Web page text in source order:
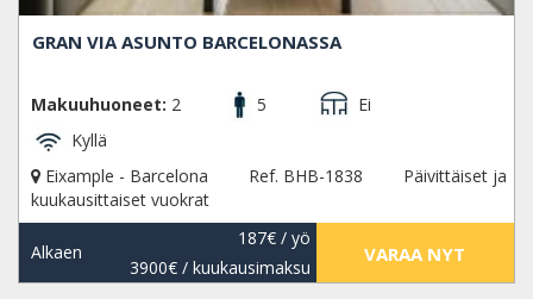
GRAN VIA ASUNTO BARCELONASSA
Makuuhuoneet: 2 5
Ei
Kyllä
Eixample - Barcelona
Ref. BHB-1838
Päivittäiset ja
kuukausittaiset vuokrat
Alkaen
187€/ yö
3900€/ kuukausimaksu
VARAA NYT